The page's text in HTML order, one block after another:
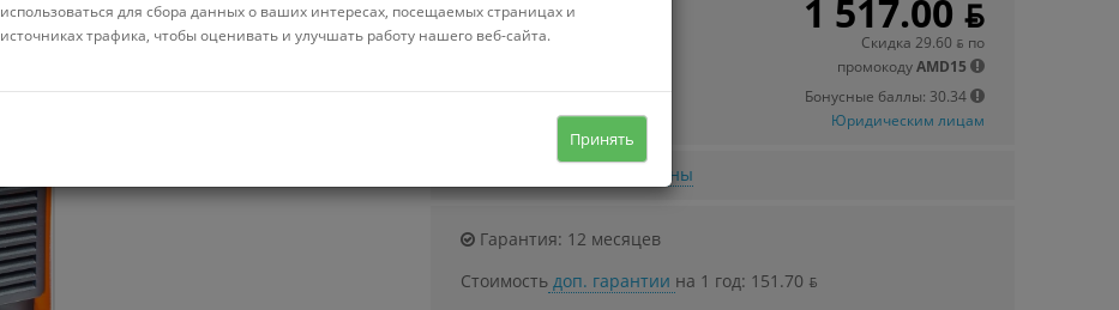
Можно купить в кредит
Стоимость от 23.56 ƃ/мec.
1 517.00 ƃ
Скидка 29.60 ƃ по
промокодуAMD15
Бонусные баллы: 30.34
Юридическим лицам
Узнать о снижении цены
Гарантия: 12 месяцев
Стоимостьдоп. гарантии на 1 год: 151.70 ƃ
использоваться для сбора данных о ваших интересах, посещаемых страницах и
источниках трафика, чтобы оценивать и улучшать работу нашего веб-сайта.
Принять